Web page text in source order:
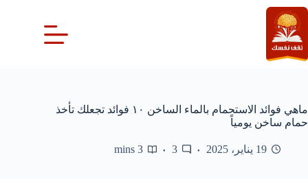
التجاوز
إلى
المحتوى
ماهي فوائد الاستحمام بالماء الساخن ١٠ فوائد تجعلك تأخذ
حمام ساخن يومياً
19 يناير، 2025 3
3 mins